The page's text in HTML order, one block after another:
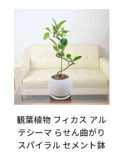
観葉植物 フィカス アル
テシーマ らせん曲がり
スパイラル セメント鉢